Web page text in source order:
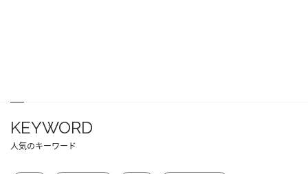
KEYWORD
人気のキーワード